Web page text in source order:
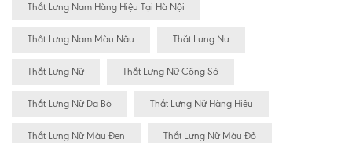
Thắt Lưng Nam Hàng Hiệu Tại Hà Nội
Thắt Lưng Nam Màu Nâu Thăt Lưng Nư
Thắt Lưng Nữ Thắt Lưng Nữ Công Sở
Thắt Lưng Nữ Da Bò Thắt Lưng Nữ Hàng Hiệu
Thắt Lưng Nữ Màu Đen Thắt Lưng Nữ Màu Đỏ